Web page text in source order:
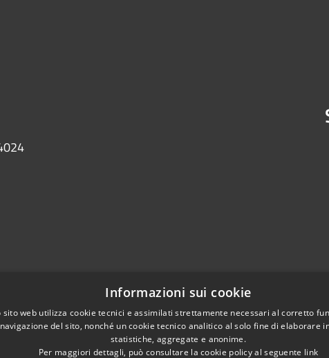
Informazioni sui cookie
sito web utilizza cookie tecnici e assimilati strettamente necessari al corretto
del sito, nonché un cookie tecnico analitico al solo fine di elaborare
statistiche, aggregate e anonime.
Per maggiori dettagli, può consultare la cookie policy al seguente link